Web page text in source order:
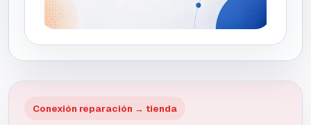
Conexión reparación → tienda